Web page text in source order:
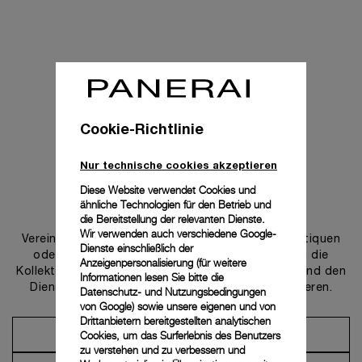
Uns kontaktieren
Vereinbaren Sie einen Termin in einer unserer Boutiquen
oder wenden Sie sich an unseren Concierge, um die
Kollektionen zu entdecken und von der Beratung und den
Dienstleistungen unserer Botschafter zu profitieren.
Einen Termin vereinbaren
Cookie-Richtlinie
Nur technische cookies akzeptieren
Diese Website verwendet Cookies und
ähnliche Technologien für den Betrieb und
die Bereitstellung der relevanten Dienste.
Wir verwenden auch verschiedene Google-
Dienste einschließlich der
Anzeigenpersonalisierung (für weitere
Informationen lesen Sie bitte die
Datenschutz- und Nutzungsbedingungen
von Google) sowie unsere eigenen und von
Drittanbietern bereitgestellten analytischen
Cookies, um das Surferlebnis des Benutzers
zu verstehen und zu verbessern und